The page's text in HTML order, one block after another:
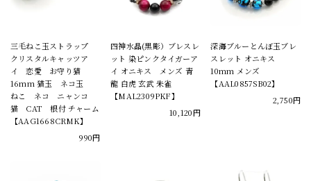
三毛ねこ玉ストラップ
クリスタルキャッツア
イ 恋愛 お守り猫
16mm 猫玉 ネコ玉
ねこ ネコ ニャンコ
猫 CAT 根付 チャーム
【AAG1668CRMK】
990円
四神水晶(黒彫）ブレスレ
ット 染ピンクタイガーア
イ オニキス メンズ 青
龍 白虎 玄武 朱雀
【MAL2309PKF】
10,120円
深海ブルーとんぼ玉ブレ
スレット オニキス
10mm メンズ
【AAL0857SB02】
2,750円